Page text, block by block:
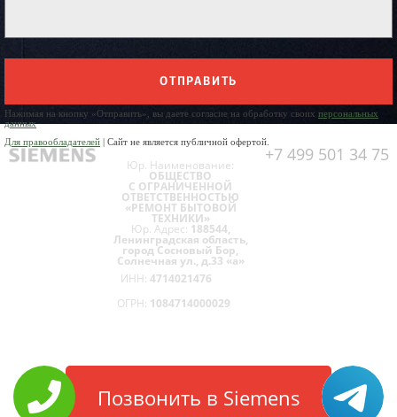
ОТПРАВИТЬ
Нажимая на кнопку «Отправить», вы даете согласие на обработку своих персональных
данных
Для правообладателей | Сайт не является публичной офертой.
+7 499 501 34 75
Юр. Наименование:
ОБЩЕСТВО
С ОГРАНИЧЕННОЙ
ОТВЕТСТВЕННОСТЬЮ
«РЕМОНТ БЫТОВОЙ
ТЕХНИКИ»
Юр. Адрес: 188544,
Ленинградская область,
город Сосновый Бор,
Солнечная ул., д.33 «а»
ИНН: 4714021476
ОГРН: 1084714000029
Позвонить в Siemens